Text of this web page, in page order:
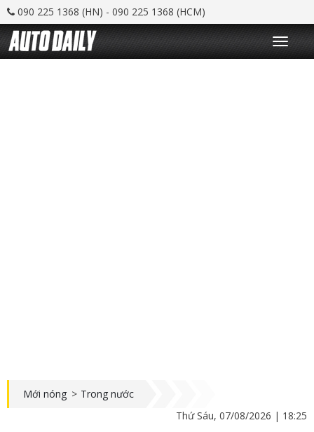
090 225 1368 (HN) - 090 225 1368 (HCM)
T
o
g
Mới nóng > Trong nước
Thứ Sáu, 07/08/2026 | 18:25